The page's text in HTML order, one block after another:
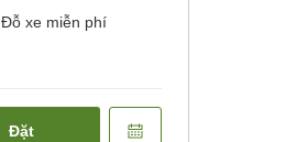
Đỗ xe miễn phí
Đặt